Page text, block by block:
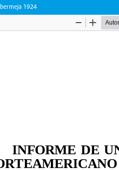
1924